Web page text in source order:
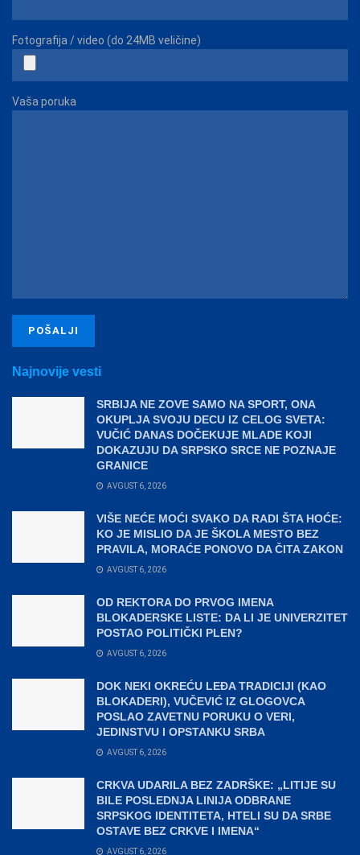
Fotografija / video (do 24MB veličine)
Vaša poruka
Najnovije vesti
SRBIJA NE ZOVE SAMO NA SPORT, ONA
OKUPLJA SVOJU DECU IZ CELOG SVETA:
VUČIĆ DANAS DOČEKUJE MLADE KOJI
DOKAZUJU DA SRPSKO SRCE NE POZNAJE
GRANICE
AVGUST 6, 2026
VIŠE NEĆE MOĆI SVAKO DA RADI ŠTA HOĆE:
KO JE MISLIO DA JE ŠKOLA MESTO BEZ
PRAVILA, MORAĆE PONOVO DA ČITA ZAKON
AVGUST 6, 2026
OD REKTORA DO PRVOG IMENA
BLOKADERSKE LISTE: DA LI JE UNIVERZITET
POSTAO POLITIČKI PLEN?
AVGUST 6, 2026
DOK NEKI OKREĆU LEĐA TRADICIJI (KAO
BLOKADERI), VUČEVIĆ IZ GLOGOVCA
POSLAO ZAVETNU PORUKU O VERI,
JEDINSTVU I OPSTANKU SRBA
AVGUST 6, 2026
CRKVA UDARILA BEZ ZADRŠKE: „LITIJE SU
BILE POSLEDNJA LINIJA ODBRANE
SRPSKOG IDENTITETA, HTELI SU DA SRBE
OSTAVE BEZ CRKVE I IMENA“
AVGUST 6, 2026